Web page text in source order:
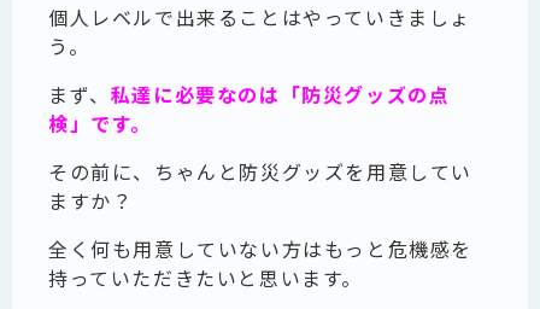
個人レベルで出来ることはやっていきましょ
う。
まず、 私達に必要なのは「防災グッズの点
検」です。
その前に、ちゃんと防災グッズを用意してい
ますか？
全く何も用意していない方はもっと危機感を
持っていただきたいと思います。